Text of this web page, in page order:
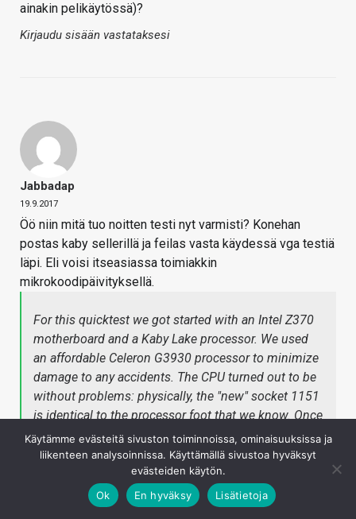
ainakin pelikäytössä)?
Kirjaudu sisään vastataksesi
Jabbadap
19.9.2017
Öö niin mitä tuo noitten testi nyt varmisti? Konehan
postas kaby sellerillä ja feilas vasta käydessä vga testiä
läpi. Eli voisi itseasiassa toimiakkin
mikrokoodipäivityksellä.
For this quicktest we got started with an Intel Z370
motherboard and a Kaby Lake processor. We used
an affordable Celeron G3930 processor to minimize
damage to any accidents. The CPU turned out to be
without problems: physically, the "new" socket 1151
is identical to the processor foot that we know. Once
installed, we tried to boot the system. The
motherboard went on and began his self-test but fell
out during the last step (VGA) and started again.
This was also the case with a single video card.
Now, of course, this is just one Z370 motherboard,
Käytämme evästeitä sivuston toiminnoissa, ominaisuuksissa ja
liikenteen analysoinnissa. Käyttämällä sivustoa hyväksyt
evästeiden käytön.
Ok
En hyväksy Lisätietoja